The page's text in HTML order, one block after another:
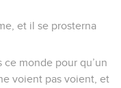
et il se prosterna
monde pour qu’un
voient pas voient, et